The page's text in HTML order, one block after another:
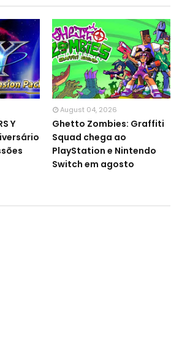
Y
August 04, 2026
Ghetto Zombies: Graffiti
Squad chega ao
PlayStation e Nintendo
Switch em agosto